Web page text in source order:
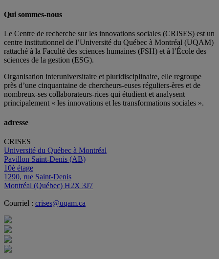
Qui sommes-nous
Le Centre de recherche sur les innovations sociales (CRISES) est un
centre institutionnel de l’Université du Québec à Montréal (UQAM)
rattaché à la Faculté des sciences humaines (FSH) et à l’École des
sciences de la gestion (ESG).
Organisation interuniversitaire et pluridisciplinaire, elle regroupe
près d’une cinquantaine de chercheurs-euses réguliers-ères et de
nombreux-ses collaborateurs-rices qui étudient et analysent
principalement « les innovations et les transformations sociales ».
adresse
CRISES
Université du Québec à Montréal
Pavillon Saint-Denis (AB)
10è étage
1290, rue Saint-Denis
Montréal (Québec) H2X 3J7
Courriel : crises@uqam.ca